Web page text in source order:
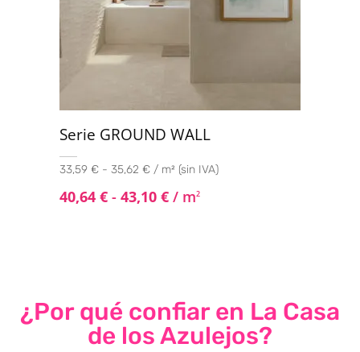
Serie GROUND WALL
33,59 € - 35,62 € / m² (sin IVA)
40,64 € - 43,10 € / m2
¿Por qué confiar en La Casa
de los Azulejos?